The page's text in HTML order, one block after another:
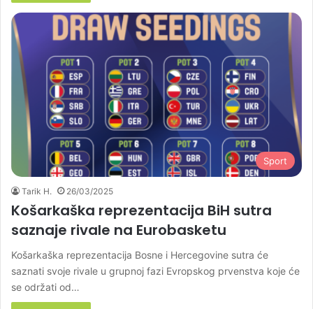
Sport
Tarik H. 26/03/2025
Košarkaška reprezentacija BiH sutra
saznaje rivale na Eurobasketu
Košarkaška reprezentacija Bosne i Hercegovine sutra će
saznati svoje rivale u grupnoj fazi Evropskog prvenstva koje će
se održati od…